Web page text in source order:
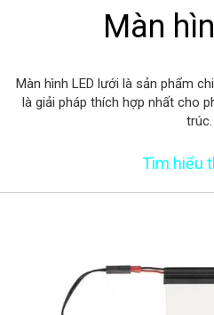
Màn
Màn hình LED lưới là sản phẩm
là giải pháp thích hợp nhất cho
trúc.
Tìm hiểu